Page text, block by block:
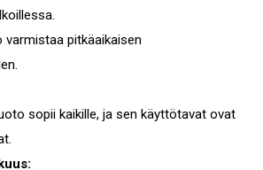
varmistaa pitkäaikaisen
sopii kaikille, ja sen käyttötavat ovat